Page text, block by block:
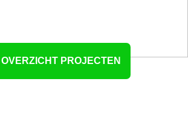
OVERZICHT PROJECTEN